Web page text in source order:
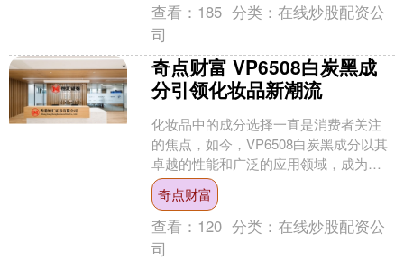
查看： 185 分类：在线炒股配资公
司
奇点财富 VP6508白炭黑成
分引领化妆品新潮流
化妆品中的成分选择一直是消费者关注
的焦点，如今，VP6508白炭黑成分以其
卓越的性能和广泛的应用领域，成为了
化妆品界的新宠。本文将从VP6508白炭
黑的来源、功....
奇点财富
查看： 120 分类：在线炒股配资公
司